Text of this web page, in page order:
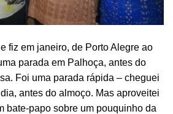
fiz em janeiro, de Porto Alegre ao
parada em Palhoça, antes do
Foi uma parada rápida – cheguei
antes do almoço. Mas aproveitei
bate-papo sobre um pouquinho da